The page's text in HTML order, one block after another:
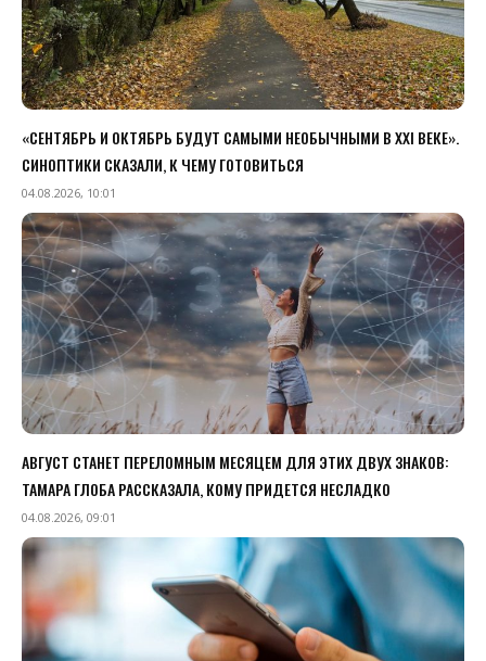
«СЕНТЯБРЬ И ОКТЯБРЬ БУДУТ САМЫМИ НЕОБЫЧНЫМИ В XXI ВЕКЕ».
СИНОПТИКИ СКАЗАЛИ, К ЧЕМУ ГОТОВИТЬСЯ
04.08.2026, 10:01
АВГУСТ СТАНЕТ ПЕРЕЛОМНЫМ МЕСЯЦЕМ ДЛЯ ЭТИХ ДВУХ ЗНАКОВ:
ТАМАРА ГЛОБА РАССКАЗАЛА, КОМУ ПРИДЕТСЯ НЕСЛАДКО
04.08.2026, 09:01